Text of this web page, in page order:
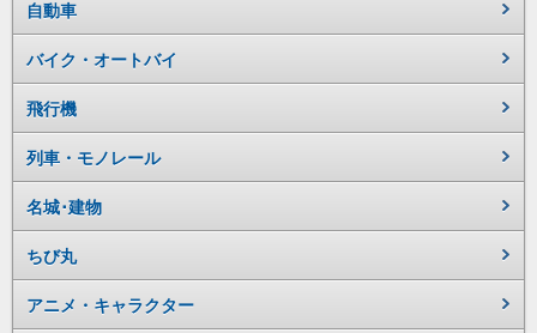
自動車
バイク・オートバイ
飛行機
列車・モノレール
名城･建物
ちび丸
アニメ・キャラクター